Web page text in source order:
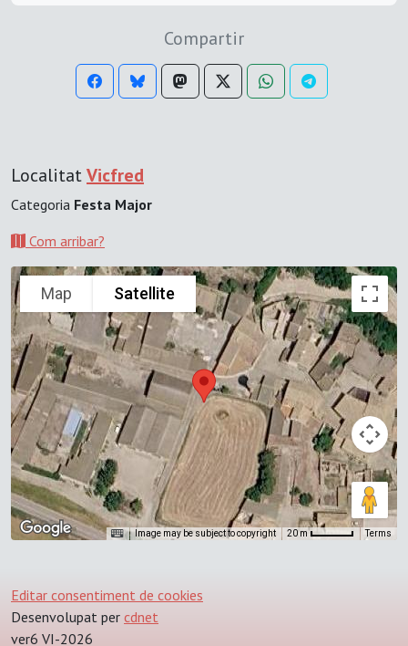
Compartir
LocalitatVicfred
Categoria Festa Major
Com arribar?
Map Satellite
Image may be subject to copyright 20 m Terms
Editar consentiment de cookies
Desenvolupat per cdnet
ver6 VI-2026